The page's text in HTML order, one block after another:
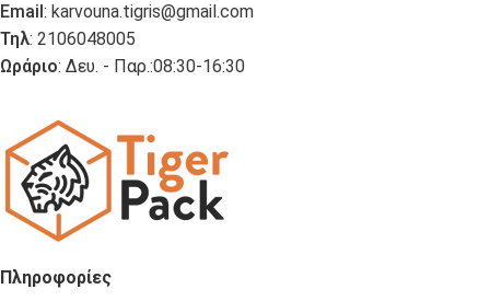
Email : karvouna.tigris@gmail.com
Τηλ: 2106048005
Ωράριο: Δευ. - Παρ.:08:30-16:30
Πληροφορίες